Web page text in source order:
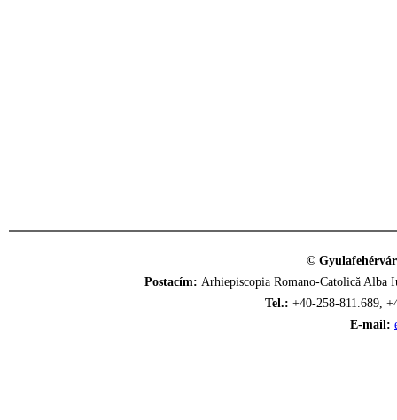
©
Postacím: Arhiepiscopia Romano-Catolică
Tel.: +40-258-811.689,
E-mail: